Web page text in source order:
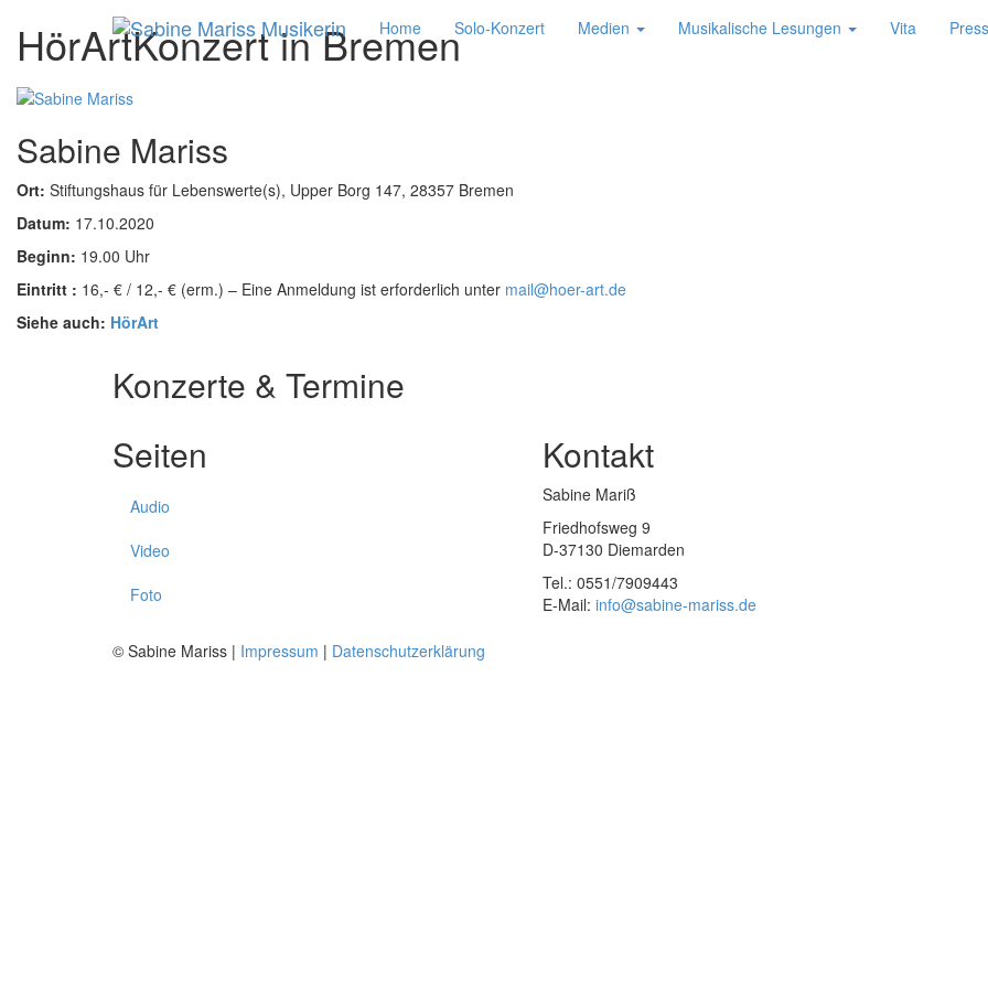
Home Solo-Konzert Medien Musikalische Lesungen Vita
HörArtKonzert in Bremen
Sabine Mariss
Ort: Stiftungshaus für Lebenswerte(s), Upper Borg 147, 28357 Bremen
Datum: 17.10.2020
Beginn: 19.00 Uhr
Eintritt : 16,- € / 12,- € (erm.) – Eine Anmeldung ist erforderlich unter mail@hoer-art.de
Siehe auch: HörArt
Konzerte & Termine
Seiten
Audio
Video
Foto
Kontakt
Sabine Mariß
Friedhofsweg 9
D-37130 Diemarden
Tel.: 0551/7909443
E-Mail: info@sabine-mariss.de
© Sabine Mariss | Impressum | Datenschutzerklärung